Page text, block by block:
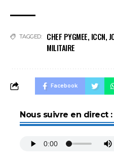
TAGGED: CHEF PYGMEE, ICCN,
MILITAIRE
Facebook
Nous suivre en direct :